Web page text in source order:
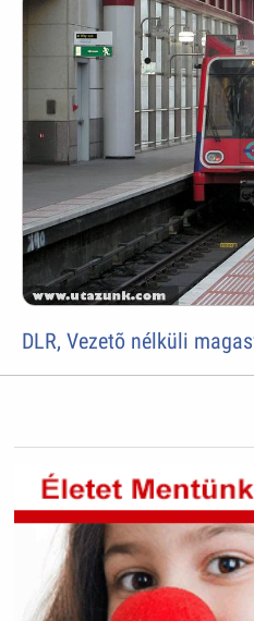
DLR, Vezetõ nélküli